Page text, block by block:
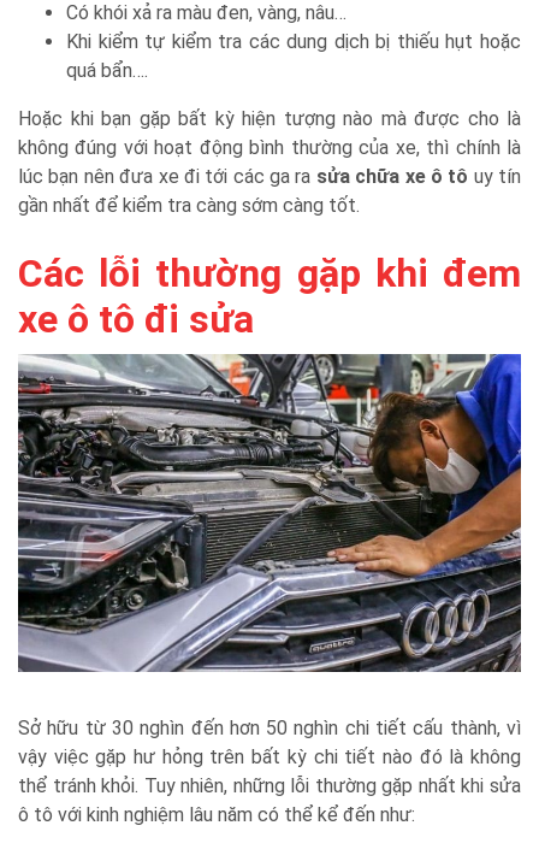
Có khói xả ra màu đen, vàng, nâu…
Khi kiểm tự kiểm tra các dung dịch bị thiếu hụt hoặc
quá bẩn….
Hoặc khi bạn gặp bất kỳ hiện tượng nào mà được cho là
không đúng với hoạt động bình thường của xe, thì chính là
lúc bạn nên đưa xe đi tới các ga ra sửa chữa xe ô tô uy tín
gần nhất để kiểm tra càng sớm càng tốt.
Các lỗi thường gặp khi đem
xe ô tô đi sửa
Sở hữu từ 30 nghìn đến hơn 50 nghìn chi tiết cấu thành, vì
vậy việc gặp hư hỏng trên bất kỳ chi tiết nào đó là không
thể tránh khỏi. Tuy nhiên, những lỗi thường gặp nhất khi sửa
ô tô với kinh nghiệm lâu năm có thể kể đến như: